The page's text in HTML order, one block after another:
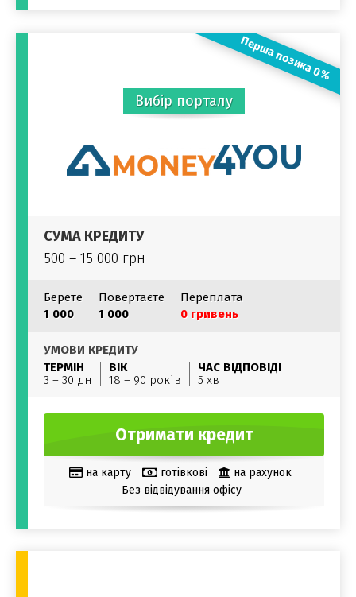
Вибір порталу
СУМА КРЕДИТУ
500 – 15 000 грн
Берете
1 000
Повертаєте
1 000
Переплата
0 гривень
УМОВИ КРЕДИТУ
ТЕРМІН
3 – 30 дн
ВІК
18 – 90 років
ЧАС ВІДПОВІДІ
5 хв
Перша позика 0%
Отримати кредит
на карту готівкові
на рахунок
Без відвідування офісу